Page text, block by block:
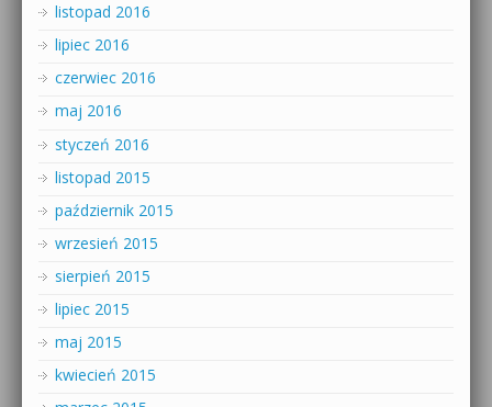
listopad 2016
lipiec 2016
czerwiec 2016
maj 2016
styczeń 2016
listopad 2015
październik 2015
wrzesień 2015
sierpień 2015
lipiec 2015
maj 2015
kwiecień 2015